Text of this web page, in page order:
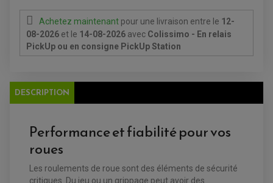
PRODUIT D'ENTRETIEN
EQUIPEMENT ELECTRIQUE QUAD / SSV
ACCESSOIRES ELECTRIQUE QUAD / SSV
BOITIER CDI QUAD ET SSV
Achetez maintenant pour une livraison entre le 12-
08-2026 et le 14-08-2026 avec Colissimo - En relais
PickUp ou en consigne PickUp Station
DESCRIPTION
Performance et fiabilité pour vos
roues
Les roulements de roue sont des éléments de sécurité
critiques. Du jeu ou un grippage peut avoir des